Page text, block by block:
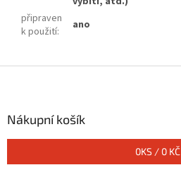
připraven
k použití: ano
Nákupní košík
0KS / 0 KČ